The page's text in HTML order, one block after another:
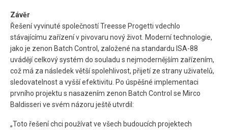
Závěr
Řešení vyvinuté společností Treesse Progetti vdechlo
stávajícímu zařízení v pivovaru nový život. Moderní technologie,
jako je zenon Batch Control, založené na standardu ISA-88
uvádějí celkový systém do souladu s nejmodernějším zařízením,
což má za následek větší spolehlivost, přijetí ze strany uživatelů,
sledovatelnost a vyšší efektivitu. Po úspěšné implementaci
prvního projektu s nasazením zenon Batch Control se Mirco
Baldisseri ve svém názoru ještě utvrdil:
„Toto řešení chci používat ve všech budoucích projektech